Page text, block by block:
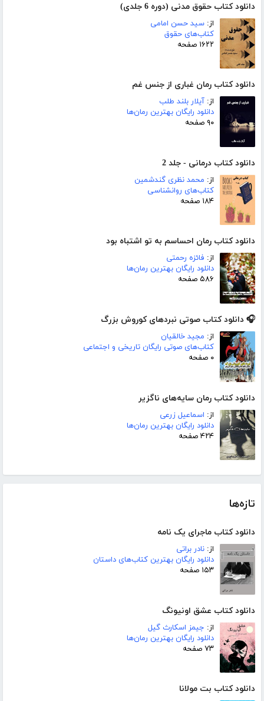
دانلود کتاب حقوق مدنی (دوره 6 جلدی)
از: سید حسن امامی
کتاب‌های حقوق
۱۶۲۲ صفحه
دانلود کتاب رمان غباری از جنس غم
از: آیلار بلند طلب
دانلود رایگان بهترین رمان‌ها
۹۰ صفحه
دانلود کتاب درمانی - جلد 2
از: محمد نظری گندشمین
کتاب‌های روانشناسی
۱۸۴ صفحه
دانلود کتاب رمان احساسم به تو اشتباه بود
از: فائزه رحمتی
دانلود رایگان بهترین رمان‌ها
۵۸۶ صفحه
🎧 دانلود کتاب صوتی نبردهای کوروش بزرگ
از: مجید خالقیان
کتاب‌های صوتی رایگان تاریخی و اجتماعی
۰ صفحه
دانلود کتاب رمان سایه‌های ناگزیر
از: اسماعیل زرعی
دانلود رایگان بهترین رمان‌ها
۴۲۴ صفحه
تازه‌ها
دانلود کتاب ماجرای یک نامه
از: نادر براتی
دانلود رایگان بهترین کتاب‌های داستان
۱۵۳ صفحه
دانلود کتاب عشق اونیونگ
از: جیمز اسکارث گیل
دانلود رایگان بهترین رمان‌ها
۷۳ صفحه
دانلود کتاب بت مولانا